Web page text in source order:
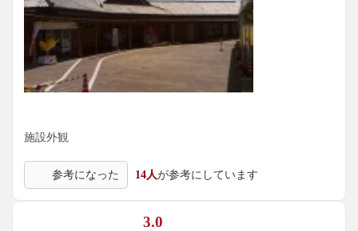
施設外観
参考になった 14人が参考にしています
3.0